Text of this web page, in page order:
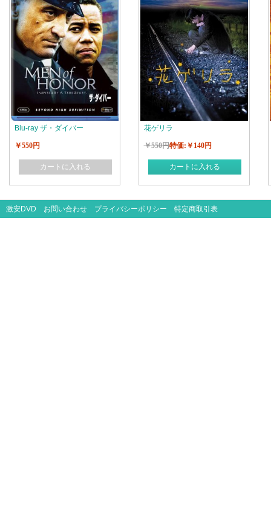
Blu-ray ザ・ダイバー
￥550円
カートに入れる
花ゲリラ
￥550円特価:￥140円
カートに入れる
激安DVD お問い合わせ プライバシーポリシー 特定商取引表